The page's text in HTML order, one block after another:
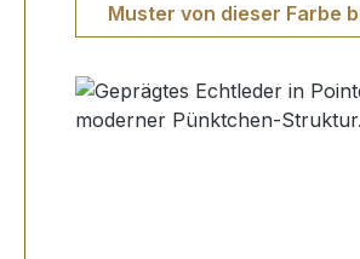
Muster von dieser Farbe